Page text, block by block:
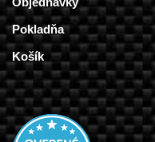
Pokladňa
Košík